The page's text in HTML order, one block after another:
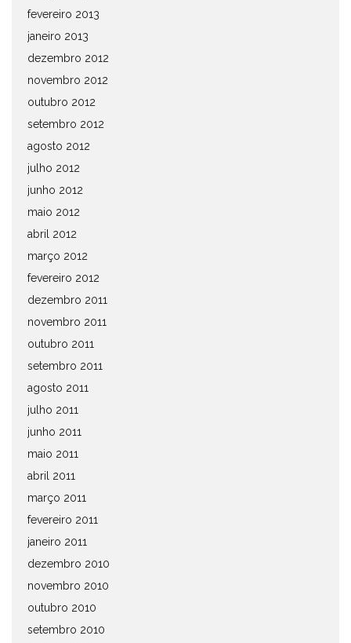
fevereiro 2013
janeiro 2013
dezembro 2012
novembro 2012
outubro 2012
setembro 2012
agosto 2012
julho 2012
junho 2012
maio 2012
abril 2012
março 2012
fevereiro 2012
dezembro 2011
novembro 2011
outubro 2011
setembro 2011
agosto 2011
julho 2011
junho 2011
maio 2011
abril 2011
março 2011
fevereiro 2011
janeiro 2011
dezembro 2010
novembro 2010
outubro 2010
setembro 2010